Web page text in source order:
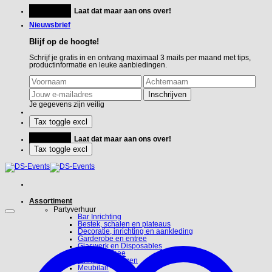
inhoud
Laat dat maar aan ons over!
Nieuwsbrief
Blijf op de hoogte!
Schrijf je gratis in en ontvang maximaal 3 mails per maand met tips,
productinformatie en leuke aanbiedingen.
Je gegevens zijn veilig
Laat dat maar aan ons over!
Assortiment
Partyverhuur
Bar Inrichting
Bestek, schalen en plateaus
Decoratie, inrichting en aankleding
Garderobe en entree
Glaswerk en Disposables
Koffie en Thee
Linnen en hoezen
Meubilair